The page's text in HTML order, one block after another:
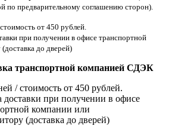
по предварительному соглашению сторон).
от 450 рублей.
при получении в офисе транспортной
(доставка до дверей)
транспортной компанией СДЭК
/ стоимость от 450 рублей.
доставки при получении в офисе
компании или
(доставка до дверей)